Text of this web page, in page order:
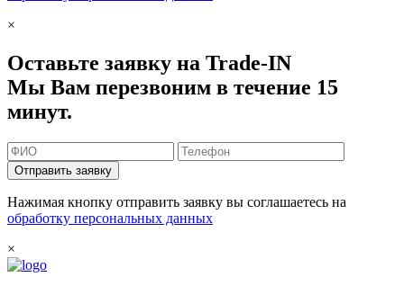
×
Оставьте заявку на Trade-IN
Мы Вам перезвоним в течение 15
минут.
Отправить заявку
Нажимая кнопку отправить заявку вы соглашаетесь на
обработку персональных данных
×